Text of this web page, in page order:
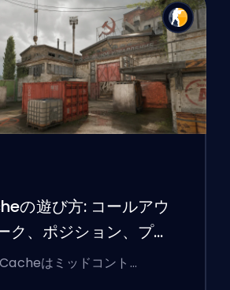
の遊び方: コールアウ
ク、ポジション、プレ
ト
はミッドコント…